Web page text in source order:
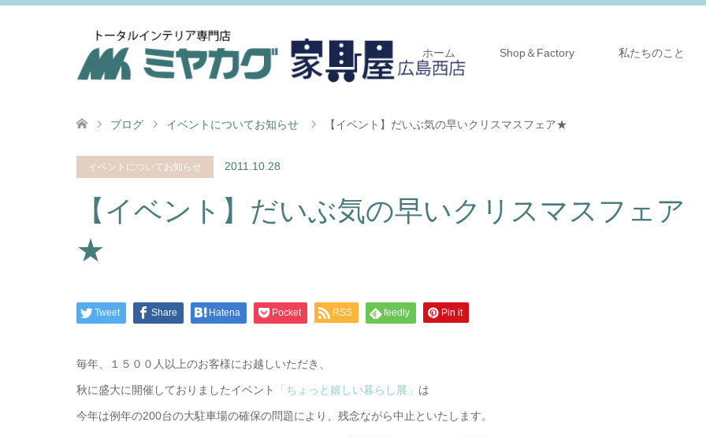
ホーム Shop＆Factory 私たちのこと
ブログ イベントについてお知らせ 【イベント】だいぶ気の早いクリスマスフェア★
イベントについてお知らせ 2011.10.28
【イベント】だいぶ気の早いクリスマスフェア
★
Tweet Share Hatena Pocket RSS feedly Pin it
毎年、１５００人以上のお客様にお越しいただき、
秋に盛大に開催しておりましたイベント 「ちょっと嬉しい暮らし展」 は
今年は例年の200台の大駐車場の確保の問題により、残念ながら中止といたします。